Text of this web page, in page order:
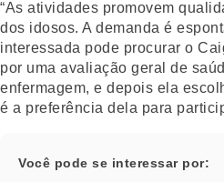
“As atividades promovem
dos idosos. A demanda é
interessada pode procurar o
por uma avaliação geral de
enfermagem, e depois ela
é a preferência dela para
Você pode se interessar por: